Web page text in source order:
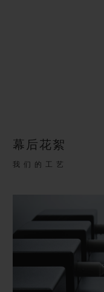
幕后花絮
我们的工艺